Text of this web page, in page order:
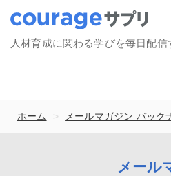
人材育成に関わる学びを毎日配
ホーム > メールマガジン バック
メール